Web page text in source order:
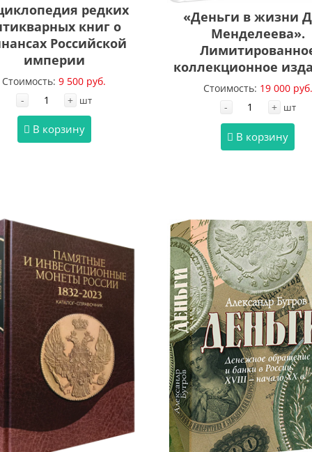
редких
книг о
Российской
империи
Стоимость:9 500 руб.
-
+ шт
В корзину
«Деньги в жизни
Менделеева».
коллекционное
Стоимость: 19 000 руб.
-
+ шт
В корзину